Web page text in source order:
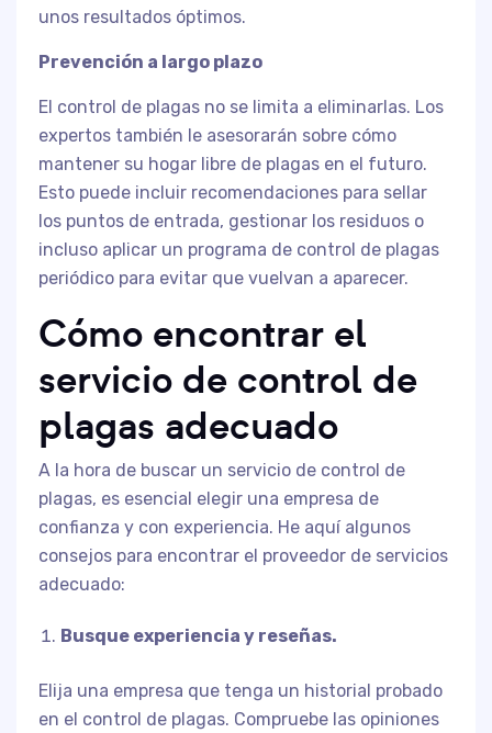
unos resultados óptimos.
Prevención a largo plazo
El control de plagas no se limita a eliminarlas. Los
expertos también le asesorarán sobre cómo
mantener su hogar libre de plagas en el futuro.
Esto puede incluir recomendaciones para sellar
los puntos de entrada, gestionar los residuos o
incluso aplicar un programa de control de plagas
periódico para evitar que vuelvan a aparecer.
Cómo encontrar el
servicio de control de
plagas adecuado
A la hora de buscar un servicio de control de
plagas, es esencial elegir una empresa de
confianza y con experiencia. He aquí algunos
consejos para encontrar el proveedor de servicios
adecuado:
Busque experiencia y reseñas.
Elija una empresa que tenga un historial probado
en el control de plagas. Compruebe las opiniones